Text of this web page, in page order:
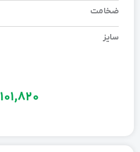
ضخامت
سایز
101,820